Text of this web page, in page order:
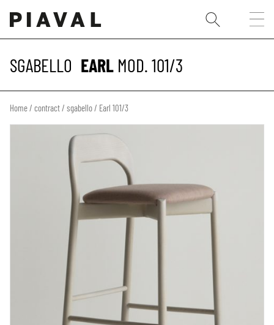
SGABELLO EARL MOD. 101/3
Home/ contract/ sgabello/ Earl 101/3